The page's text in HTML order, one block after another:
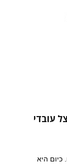
עובדי
כיום היא